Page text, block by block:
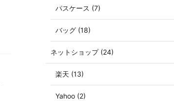
パスケース (7)
バッグ (18)
ネットショップ (24)
楽天 (13)
Yahoo (2)